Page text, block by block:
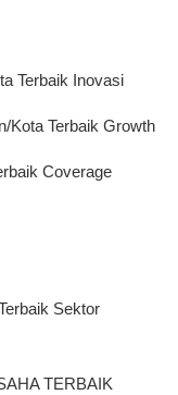
Terbaik Inovasi
Kota Terbaik Growth
Coverage
Sektor
TERBAIK